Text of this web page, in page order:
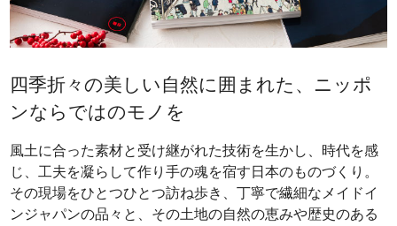
四季折々の美しい自然に囲まれた、ニッポ
ンならではのモノを
風土に合った素材と受け継がれた技術を生かし、時代を感
じ、工夫を凝らして作り手の魂を宿す日本のものづくり。
その現場をひとつひとつ訪ね歩き、丁寧で繊細なメイドイ
ンジャパンの品々と、その土地の自然の恵みや歴史のある